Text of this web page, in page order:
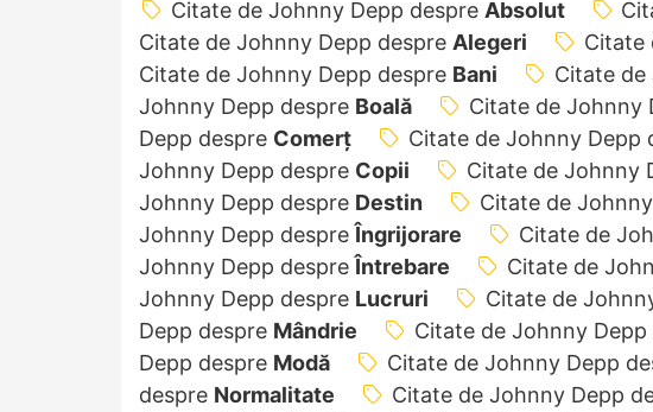
Citate de Johnny Depp despre Absolut
Citate de Johnny Depp despre Alegeri Citate
Citate de Johnny Depp despre Bani Citate de
Johnny Depp despre Boală Citate de Johnny
Depp despre Comerț Citate de Johnny Depp
Johnny Depp despre Copii Citate de Johnny
Johnny Depp despre Destin Citate de
Johnny Depp despre Îngrijorare Citate de
Johnny Depp despre Întrebare Citate de
Johnny Depp despre Lucruri Citate de
Depp despre Mândrie Citate de Johnny Depp
Depp despre Modă Citate de Johnny Depp
despre Normalitate Citate de Johnny Depp